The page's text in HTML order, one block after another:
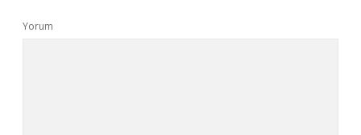
Yorum